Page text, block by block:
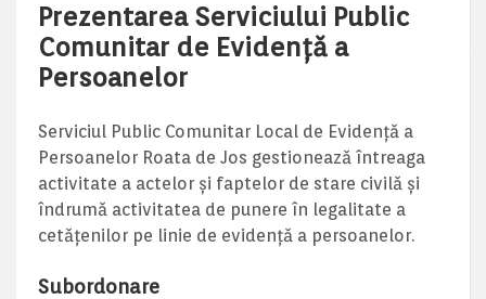
Prezentarea Serviciului Public
Comunitar de Evidență a
Persoanelor
Serviciul Public Comunitar Local de Evidenţă a
Persoanelor Roata de Jos gestionează întreaga
activitate a actelor şi faptelor de stare civilă şi
îndrumă activitatea de punere în legalitate a
cetăţenilor pe linie de evidenţă a persoanelor.
Subordonare